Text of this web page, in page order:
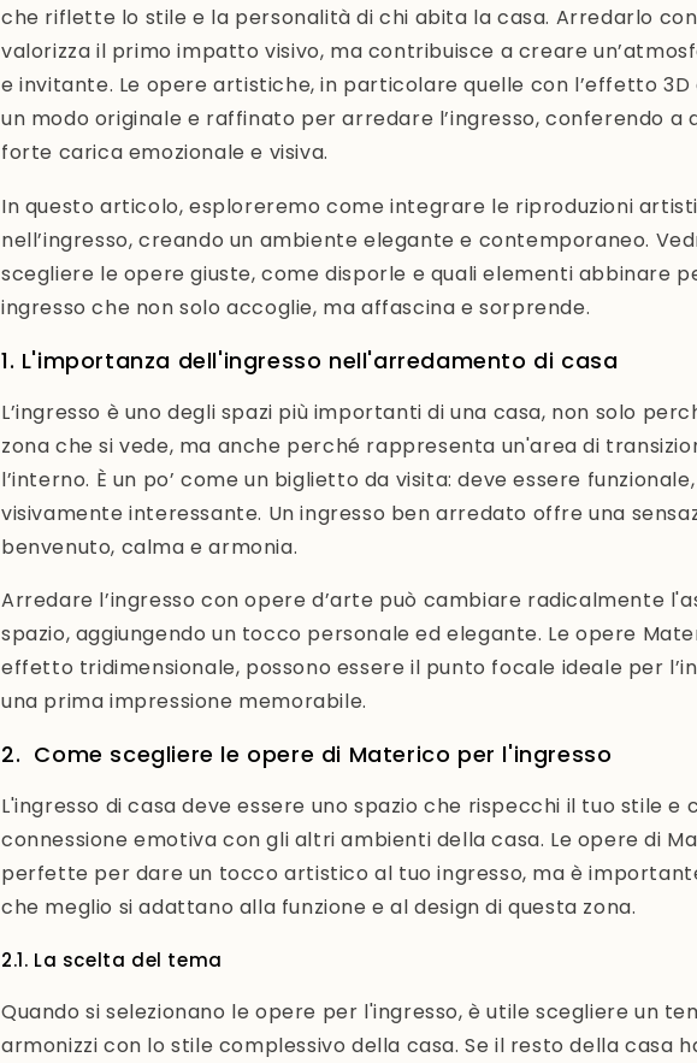
che riflette lo stile e la personalità di chi abita la casa. Arredarlo
valorizza il primo impatto visivo, ma contribuisce a creare
e invitante. Le opere artistiche, in particolare quelle con l’effetto 3D
un modo originale e raffinato per arredare l’ingresso, conferendo a
forte carica emozionale e visiva.
In questo articolo, esploreremo come integrare le riproduzioni
nell’ingresso, creando un ambiente elegante e contemporaneo.
scegliere le opere giuste, come disporle e quali elementi abbinare
ingresso che non solo accoglie, ma affascina e sorprende.
1. L'importanza dell'ingresso nell'arredamento di casa
L’ingresso è uno degli spazi più importanti di una casa, non solo
zona che si vede, ma anche perché rappresenta un'area di
l’interno. È un po’ come un biglietto da visita: deve essere
visivamente interessante. Un ingresso ben arredato offre una
benvenuto, calma e armonia.
Arredare l’ingresso con opere d’arte può cambiare radicalmente
spazio, aggiungendo un tocco personale ed elegante. Le opere
effetto tridimensionale, possono essere il punto focale ideale per
una prima impressione memorabile.
2. Come scegliere le opere di Materico per l'ingresso
L'ingresso di casa deve essere uno spazio che rispecchi il tuo stile e
connessione emotiva con gli altri ambienti della casa. Le opere di
perfette per dare un tocco artistico al tuo ingresso, ma è
che meglio si adattano alla funzione e al design di questa zona.
2.1. La scelta del tema
Quando si selezionano le opere per l'ingresso, è utile scegliere un
armonizzi con lo stile complessivo della casa. Se il resto della casa